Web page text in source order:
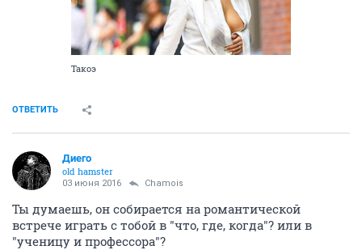
Такоэ
ОТВЕТИТЬ
Диего
old hamster
03 июня 2016 Chamois
Ты думаешь, он собирается на романтической
встрече играть с тобой в "что, где, когда"? или в
"ученицу и профессора"?